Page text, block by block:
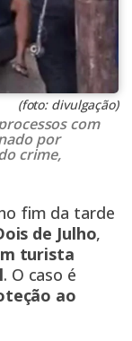
(foto: divulgação)
com
por
crime,
fim da tarde
de Julho,
turista
. O caso é
ao